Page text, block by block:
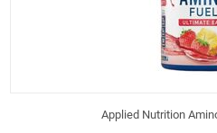
Applied Nutrition